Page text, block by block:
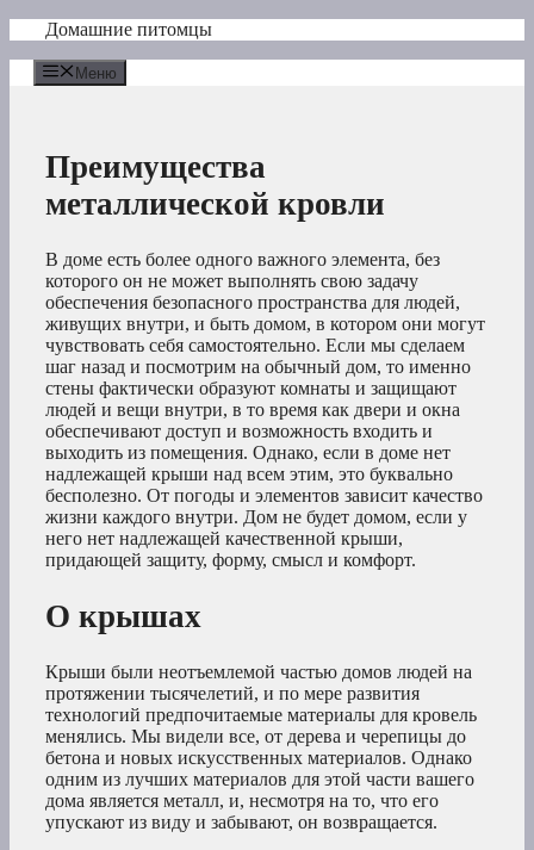
Перейти
содержимому
Домашние питомцы
Меню
Преимущества
металлической кровли
В доме есть более одного важного элемента, без
которого он не может выполнять свою задачу
обеспечения безопасного пространства для людей,
живущих внутри, и быть домом, в котором они могут
чувствовать себя самостоятельно. Если мы сделаем
шаг назад и посмотрим на обычный дом, то именно
стены фактически образуют комнаты и защищают
людей и вещи внутри, в то время как двери и окна
обеспечивают доступ и возможность входить и
выходить из помещения. Однако, если в доме нет
надлежащей крыши над всем этим, это буквально
бесполезно. От погоды и элементов зависит качество
жизни каждого внутри. Дом не будет домом, если у
него нет надлежащей качественной крыши,
придающей защиту, форму, смысл и комфорт.
О крышах
Крыши были неотъемлемой частью домов людей на
протяжении тысячелетий, и по мере развития
технологий предпочитаемые материалы для кровель
менялись. Мы видели все, от дерева и черепицы до
бетона и новых искусственных материалов. Однако
одним из лучших материалов для этой части вашего
дома является металл, и, несмотря на то, что его
упускают из виду и забывают, он возвращается.